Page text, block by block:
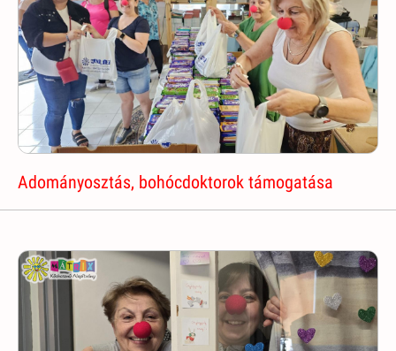
Adományosztás, bohócdoktorok támogatása